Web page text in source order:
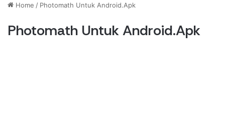
Home / Photomath Untuk Android.Apk
Photomath Untuk Android.Apk